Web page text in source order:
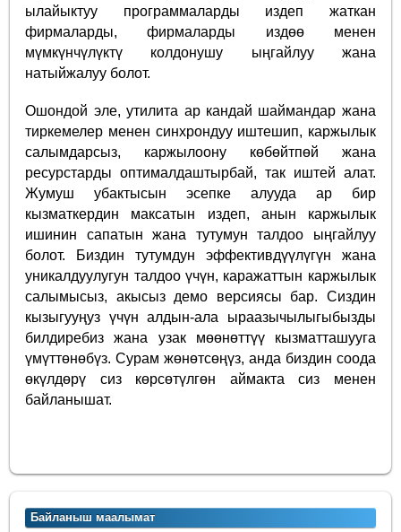
ылайыктуу программаларды издеп жаткан
фирмаларды, фирмаларды издөө менен
мүмкүнчүлүктү колдонушу ыңгайлуу жана
натыйжалуу болот.
Ошондой эле, утилита ар кандай шаймандар жана
тиркемелер менен синхрондуу иштешип, каржылык
салымдарсыз, каржылоону көбөйтпөй жана
ресурстарды оптималдаштырбай, так иштей алат.
Жумуш убактысын эсепке алууда ар бир
кызматкердин максатын издеп, анын каржылык
ишинин сапатын жана тутумун талдоо ыңгайлуу
болот. Биздин тутумдун эффективдүүлүгүн жана
уникалдуулугун талдоо үчүн, каражаттын каржылык
салымысыз, акысыз демо версиясы бар. Сиздин
кызыгууңуз үчүн алдын-ала ыраазычылыгыбызды
билдиребиз жана узак мөөнөттүү кызматташууга
үмүттөнөбүз. Сурам жөнөтсөңүз, анда биздин соода
өкүлдөрү сиз көрсөтүлгөн аймакта сиз менен
байланышат.
Байланыш маалымат